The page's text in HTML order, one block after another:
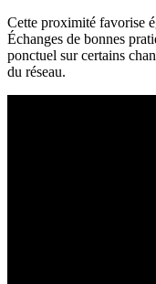
Cette proximité favorise
Échanges de bonnes
ponctuel sur certains
du réseau.